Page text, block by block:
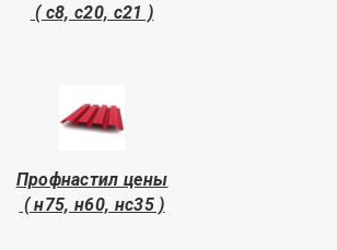
( с8, с20, с21 )
Профнастил цены
( н75, н60, нс35 )